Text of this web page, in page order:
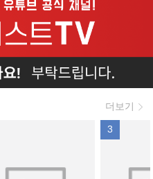
더보기
3